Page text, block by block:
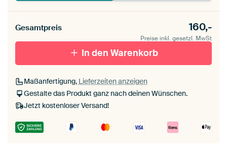
Gesamtpreis 160,-
Preise inkl. gesetzl. MwSt
In den Warenkorb
Maßanfertigung, Lieferzeiten anzeigen
Gestalte das Produkt ganz nach deinen Wünschen.
Jetzt kostenloser Versand!